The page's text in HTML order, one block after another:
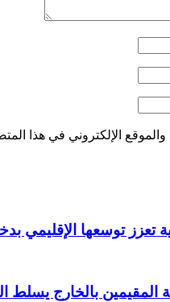
الإلكتروني في هذا
توسعها الإقليمي
المقيمين بالخارج يسلط